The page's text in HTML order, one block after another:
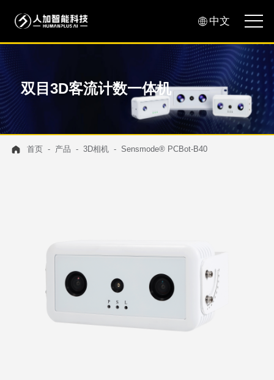
中文
双目3D客流计数一体机
首页 产品 3D相机 Sensmode® PCBot-B40